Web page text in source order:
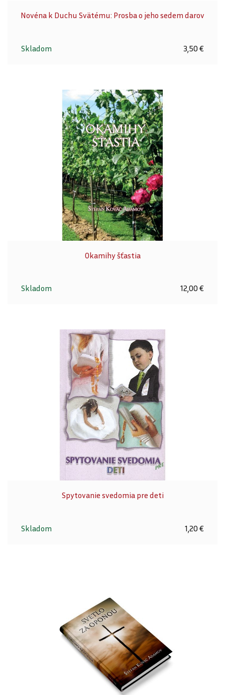
Novéna k Duchu Svätému: Prosba o jeho sedem darov
Skladom 3,50 €
Okamihy šťastia
Skladom 12,00 €
Spytovanie svedomia pre deti
Skladom 1,20 €